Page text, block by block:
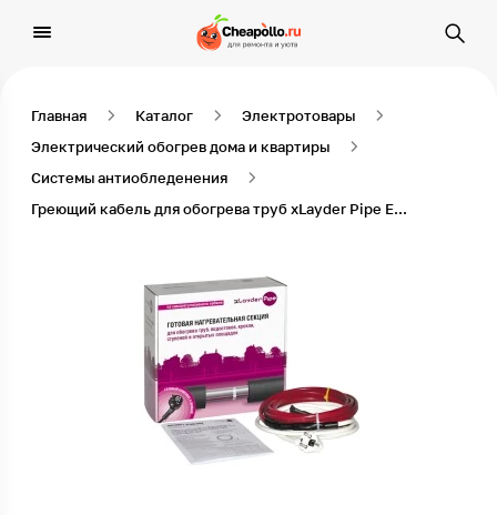
Главная Каталог
Электротовары
Электрический обогрев дома и квартиры
Системы антиобледенения
Греющий кабель для обогрева труб xLayder Pipe EHL-16-7 7м